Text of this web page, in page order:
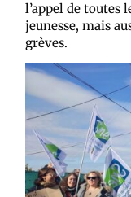
l’appel de toutes
jeunesse, mais
grèves.